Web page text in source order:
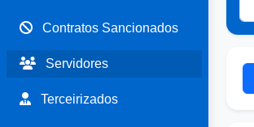
Contratos Sancionados
Servidores
Terceirizados